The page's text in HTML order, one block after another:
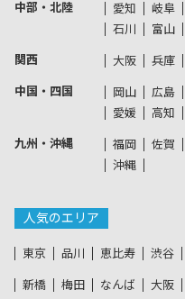
中部・北陸 愛知 岐阜
石川
富山
関西 大阪 兵庫
中国・四国 岡山 広島
愛媛
高知
九州・沖縄 福岡 佐賀
沖縄
人気のエリア
東京 品川 恵比寿 渋谷
新橋 梅田 なんば 大阪